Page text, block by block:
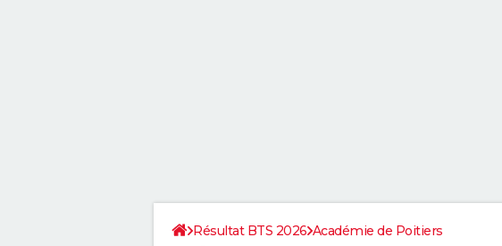
Résultat BTS 2026 Académie de Poitiers